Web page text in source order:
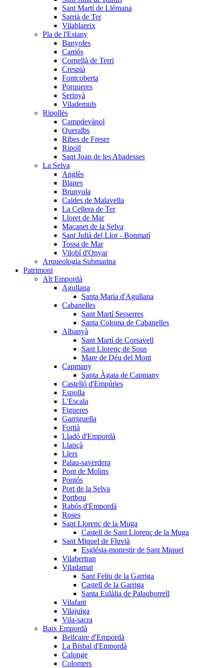
Sant Martí de Llémana
Sarrià de Ter
Vilablareix
Pla de l'Estany
Banyoles
Camós
Cornellà de Terri
Crespià
Fontcoberta
Porqueres
Serinyà
Vilademuls
Ripollès
Campdevànol
Queralbs
Ribes de Freser
Ripoll
Sant Joan de les Abadesses
La Selva
Anglès
Blanes
Brunyola
Caldes de Malavella
La Cellera de Ter
Lloret de Mar
Maçanet de la Selva
Sant Julià del Llor - Bonmatí
Tossa de Mar
Vilobí d'Onyar
Arqueologia Submarina
Patrimoni
Alt Empordà
Agullana
Santa Maria d'Agullana
Cabanelles
Sant Martí Sesserres
Santa Coloma de Cabanelles
Albanyà
Sant Martí de Corsavell
Sant Llorenç de Sous
Mare de Déu del Mont
Capmany
Santa Àgata de Capmany
Castelló d'Empúries
Espolla
L'Escala
Figueres
Garriguella
Fortià
Lladó d'Empordà
Llançà
Llers
Palau-saverdera
Pont de Molins
Pontós
Port de la Selva
Portbou
Rabós d'Empordà
Roses
Sant Llorenç de la Muga
Castell de Sant Llorenç de la Muga
Sant Miquel de Fluvià
Església-monestir de Sant Miquel
Vilabertran
Viladamat
Sant Feliu de la Garriga
Castell de la Garriga
Santa Eulàlia de Palauborrell
Vilafant
Vilajuïga
Vila-sacra
Baix Empordà
Bellcaire d'Empordà
La Bisbal d'Empordà
Calonge
Colomers